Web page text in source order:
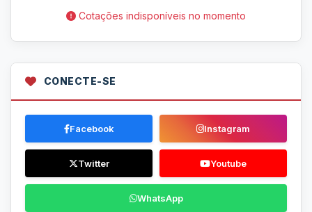
Cotações indisponíveis no momento
CONECTE-SE
Facebook Instagram
Twitter Youtube
WhatsApp